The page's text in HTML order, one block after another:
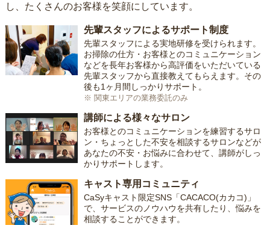
し、たくさんのお客様を笑顔にしています。
先輩スタッフによるサポート制度
先輩スタッフによる実地研修を受けられます。
お掃除の仕方・お客様とのコミュニケーション
などを長年お客様から高評価をいただいている
先輩スタッフから直接教えてもらえます。その
後も1ヶ月間しっかりサポート。
※ 関東エリアの業務委託のみ
講師による様々なサロン
お客様とのコミュニケーションを練習するサロ
ン・ちょっとした不安を相談するサロンなどが
あなたの不安・お悩みに合わせて、講師がしっ
かりサポートします。
キャスト専用コミュニティ
CaSyキャスト限定SNS「CACACO(カカコ)」
で、サービスのノウハウを共有したり、悩みを
相談することができます。